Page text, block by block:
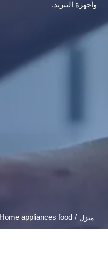
وأجهزة التبريد.
منزل /
Home appliances food